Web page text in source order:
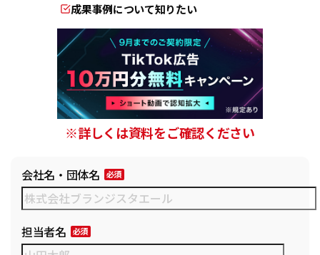
成果事例について知りたい
※詳しくは資料をご確認ください
会社名・団体名
担当者名